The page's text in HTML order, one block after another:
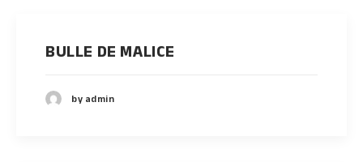
BULLE DE MALICE
by admin